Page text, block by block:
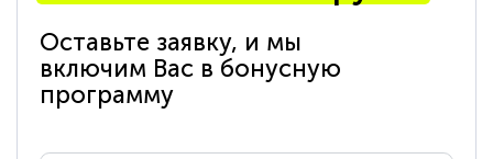
Оставьте заявку, и мы
включим Вас в бонусную
программу